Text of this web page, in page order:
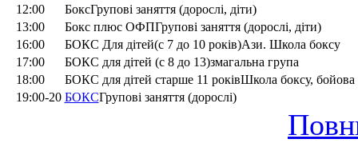
12:00
БоксГрупові заняття (дорослі, діти)
13:00
Бокс плюс ОФПГрупові заняття (дорослі, діти)
16:00
БОКС Для дітей(с 7 до 10 років)Ази. Школа боксу
17:00
БОКС для дітей (c 8 до 13)змагальна група
18:00
БОКС для дітей старше 11 роківШкола боксу, бойова
19:00-20 БОКСГрупові заняття (дорослі)